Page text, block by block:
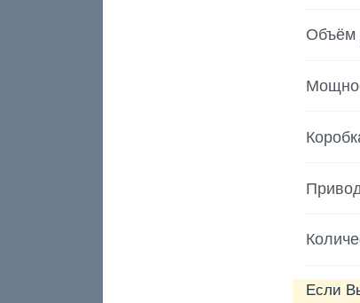
Объём
Если